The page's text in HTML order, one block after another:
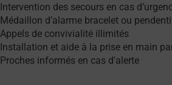
Intervention des secours en cas
Médaillon d’alarme bracelet ou
Appels de convivialité illimités
Installation et aide à la prise en main
Proches informés en cas d'alerte